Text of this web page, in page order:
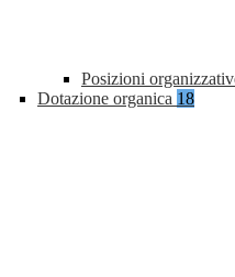
Posizioni
Dotazione organica 18